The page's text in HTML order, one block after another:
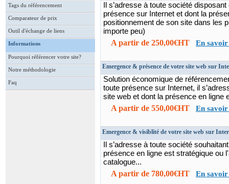
Tags du référencement
Comparateur de prix
Outil d'échange de liens
Informations
Pourquoi référencer votre site?
Notre méthodologie
Faq
Il s’adresse à toute société
présence sur Internet et dont la
positionnement de son site dans les
importe peu)
A partir de 250,00€HT En savoir
Emergence & présence de votre site web sur
Solution économique de
toute présence sur Internet, il
site web et dont la présence en ligne
A partir de 550,00€HT En savoir
Emergence & visiblité de votre site web sur
Il s’adresse à toute société
présence en ligne est stratégique ou
catalogue...
A partir de 780,00€HT En savoir